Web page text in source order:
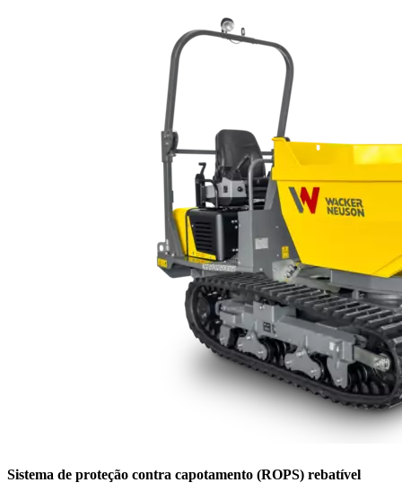
Sistema de proteção contra capotamento (ROPS) rebatível